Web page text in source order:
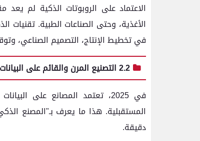
الاعتماد على الروبوتات الذكية لم
في تخطيط الإنتاج، التصميم الصناعي،
2.2 التصنيع المرن والقائم على البيانات
في 2025، تعتمد المصانع على
دقيقة.